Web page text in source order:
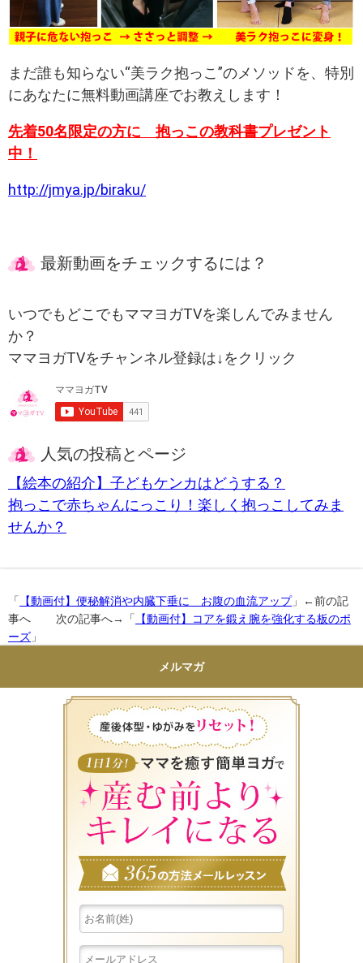
まだ誰も知らない“美ラク抱っこ”のメソッドを、特別
にあなたに無料動画講座でお教えします！
先着50名限定の方に 抱っこの教科書プレゼント
中！
http://jmya.jp/biraku/
最新動画をチェックするには？
いつでもどこでもママヨガTVを楽しんでみません
か？
ママヨガTVをチャンネル登録は↓をクリック
人気の投稿とページ
【絵本の紹介】子どもケンカはどうする？
抱っこで赤ちゃんにっこり！楽しく抱っこしてみま
せんか？
「 【動画付】便秘解消や内臓下垂に お腹の血流アップ」←前の記
事へ 次の記事へ→「
【動画付】コアを鍛え腕を強化する板のポ
ーズ 」
メルマガ